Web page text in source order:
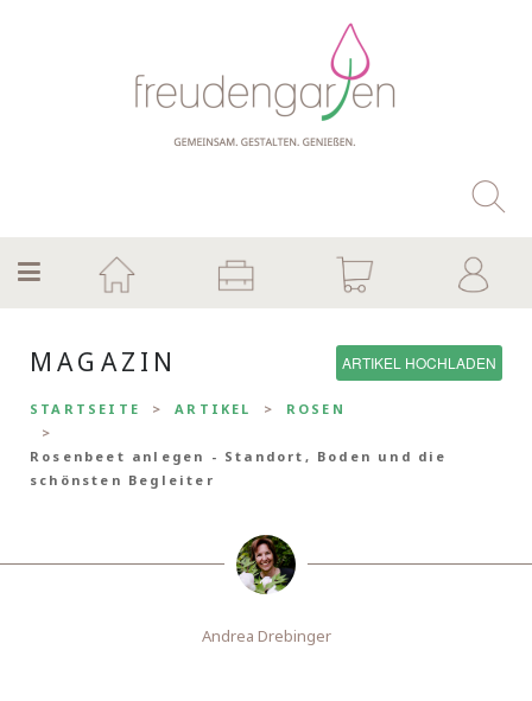
MAGAZIN ARTIKEL HOCHLADEN
STARTSEITE ARTIKEL ROSEN
Rosenbeet anlegen - Standort, Boden und die
schönsten Begleiter
Andrea Drebinger